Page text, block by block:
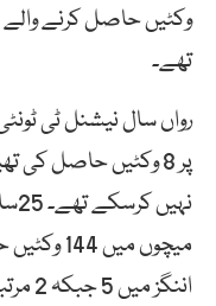
وکٹیں حاصل کرنے والے
تھے۔
رواں سال نیشنل ٹی
پر 8 وکٹیں حاصل کی